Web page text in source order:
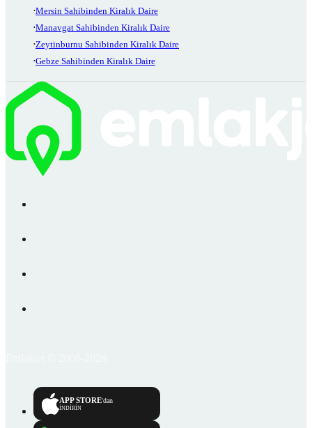
Mersin Sahibinden Kiralık Daire
Manavgat Sahibinden Kiralık Daire
Zeytinburnu Sahibinden Kiralık Daire
Gebze Sahibinden Kiralık Daire
APP STORE'dan
İNDİRİN